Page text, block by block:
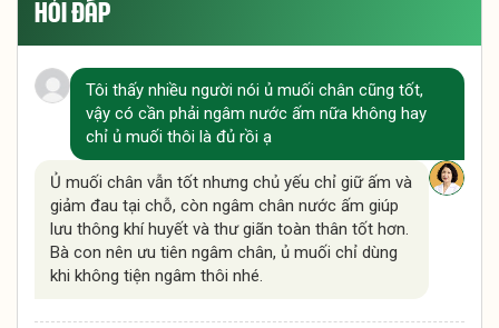
HỎI ĐÁP
Tôi thấy nhiều người nói ủ muối chân cũng tốt,
vậy có cần phải ngâm nước ấm nữa không hay
chỉ ủ muối thôi là đủ rồi ạ
Ủ muối chân vẫn tốt nhưng chủ yếu chỉ giữ ấm và
giảm đau tại chỗ, còn ngâm chân nước ấm giúp
lưu thông khí huyết và thư giãn toàn thân tốt hơn.
Bà con nên ưu tiên ngâm chân, ủ muối chỉ dùng
khi không tiện ngâm thôi nhé.